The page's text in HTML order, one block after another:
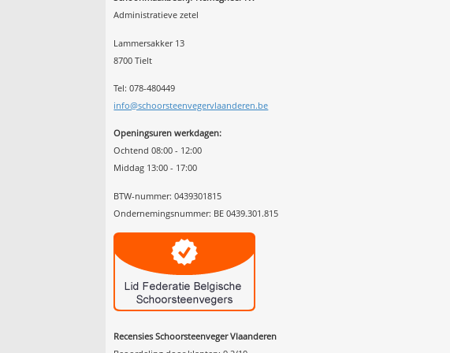
Administratieve zetel
Lammersakker 13
8700 Tielt
Tel: 078-480449
info@schoorsteenvegervlaanderen.be
Openingsuren werkdagen:
Ochtend 08:00 - 12:00
Middag 13:00 - 17:00
BTW-nummer: 0439301815
Ondernemingsnummer: BE 0439.301.815
Recensies Schoorsteenveger Vlaanderen